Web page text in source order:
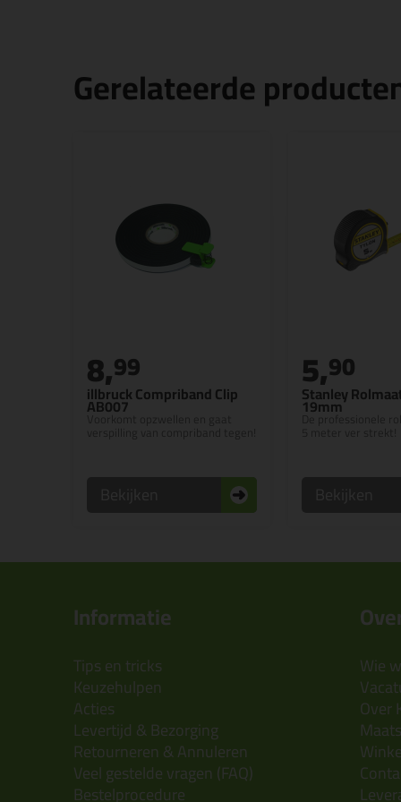
Gerelateerde
illbruck Compriband Clip
AB007
Voorkomt opzwellen en gaat
8,99
Stanley
19mm
De professionele
5,90
Informatie
Tips en tricks
Keuzehulpen
Acties
Levertijd & Bezorging
Retourneren & Annuleren
Veel gestelde vragen (FAQ)
Bestelprocedure
Wie
Over